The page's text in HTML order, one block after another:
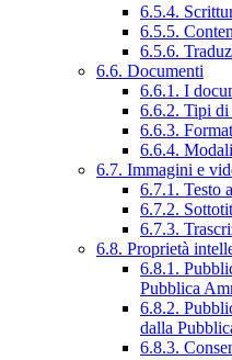
6.5.4.
6.5.5.
6.5.6.
6.6. Documenti
6.6.1. I
6.6.2. Tipi di
6.6.3.
6.6.4.
6.7. Immagini e
6.7.1. Testo
6.7.2.
6.7.3.
6.8. Proprietà
6.8.1.
Pubblica
6.8.2.
dalla
6.8.3.